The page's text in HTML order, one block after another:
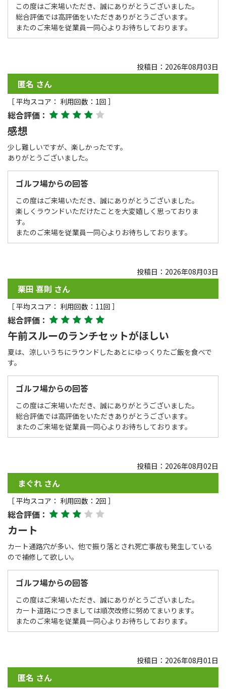
この度はご来場いただき、誠にありがとうございました。
総合評価では高評価をいただきありがとうございます。
またのご来場を従業員一同心よりお待ちしております。
匿名 さん
［ 平均スコア： 利用回数：1回 ］
投稿日：2026年08月03日
総合評価：
感想
少し難しいですが、楽しかったです。
ありがとうございました。
ゴルフ場からの回答
この度はご来場いただき、誠にありがとうございました。
楽しくラウンドいただけたことを大変嬉しく思っておりま
す。
またのご来場を従業員一同心よりお待ちしております。
栗田 喜則 さん
［ 平均スコア： 利用回数：11回 ］
投稿日：2026年08月03日
総合評価：
午前スルーのランチセットがほしい
夏は、涼しいうちにラウンドしたあとにゆっくりたご飯を食べで
す。
ゴルフ場からの回答
この度はご来場いただき、誠にありがとうございました。
総合評価では高評価をいただきありがとうございます。
またのご来場を従業員一同心よりお待ちしております。
まぐれ さん
［ 平均スコア： 利用回数：2回 ］
投稿日：2026年08月02日
総合評価：
カート
カート通路穴が多い、他で振り落とされ死亡事故も発生している
ので補修して欲しい。
ゴルフ場からの回答
この度はご来場いただき、誠にありがとうございました。
カート道路につきましては順次改修に努めてまいります。
またのご来場を従業員一同心よりお待ちしております。
匿名 さん
投稿日：2026年08月01日